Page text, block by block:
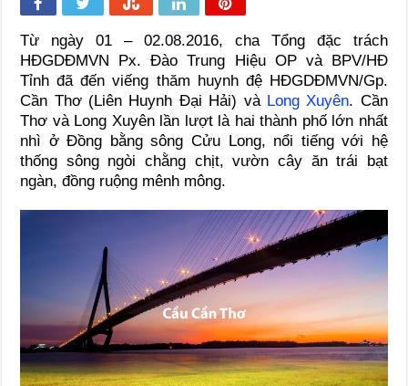
Từ ngày 01 – 02.08.2016, cha Tổng đặc trách
HĐGDĐMVN Px. Đào Trung Hiệu OP và BPV/HĐ
Tỉnh đã đến viếng thăm huynh đệ HĐGDĐMVN/Gp.
Cần Thơ (Liên Huynh Đại Hải) vàLong Xuyên. Cần
Thơ và Long Xuyên lần lượt là hai thành phố lớn nhất
nhì ở Đồng bằng sông Cửu Long, nổi tiếng với hệ
thống sông ngòi chằng chịt, vườn cây ăn trái bạt
ngàn, đồng ruộng mênh mông.